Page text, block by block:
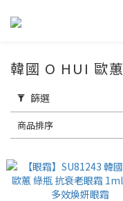
韓國 O HUI 歐蕙
篩選
商品排序